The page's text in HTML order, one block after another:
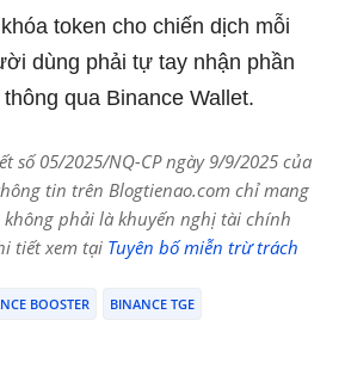
token cho chiến dịch mỗi
dùng phải tự tay nhận phần
qua Binance Wallet.
số 05/2025/NQ-CP ngày 9/9/2025 của
tin trên Blogtienao.com chỉ mang
phải là khuyến nghị tài chính
tiết xem tại Tuyên bố miễn trừ trách
BOOSTER
BINANCE TGE